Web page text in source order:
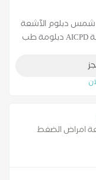
شمس دبلوم الآشعة
التشخيصية من المعهد العربي للتنمية المهنية AICPD دبلومة طب
امراض الضغط